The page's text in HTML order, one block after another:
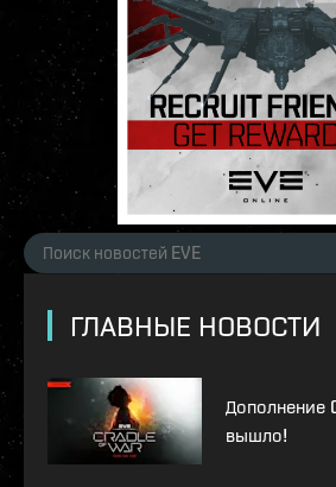
ГЛАВНЫЕ НОВОСТИ
Дополнение
вышло!